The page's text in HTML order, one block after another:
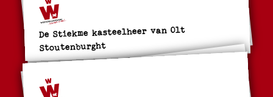
De Stiekme kasteelheer van Olt
Stoutenburght